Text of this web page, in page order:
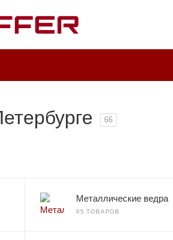
66
Металлические ведра
95 ТОВАРОВ